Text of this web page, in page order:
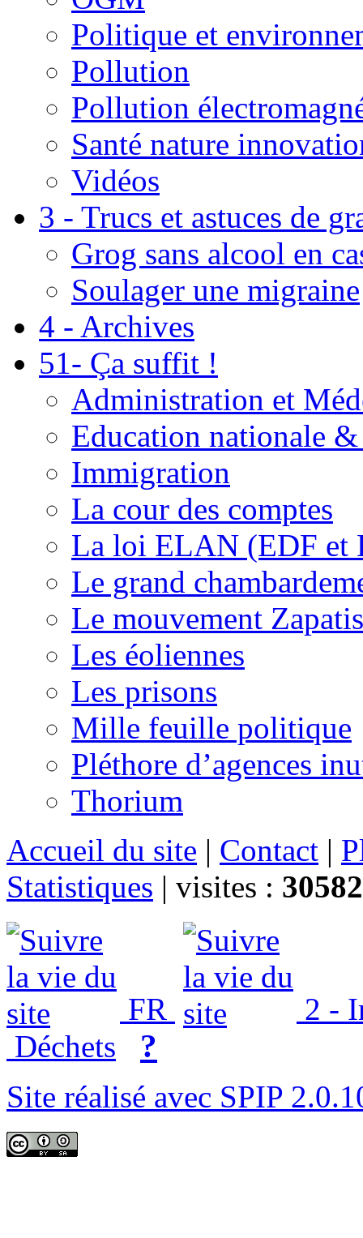
Politique et
Pollution
Pollution
Santé nature
Vidéos
3 - Trucs et astuces de
Grog sans alcool en
Soulager une migraine
4 - Archives
51- Ça suffit !
Administration et
Education nationale
Immigration
La cour des comptes
La loi ELAN (EDF et
Le grand
Le mouvement
Les éoliennes
Les prisons
Mille feuille politique
Pléthore d’agences
Thorium
Accueil du site | Contact |
Statistiques | visites :
FR
2 -
Déchets
?
Site réalisé avec SPIP